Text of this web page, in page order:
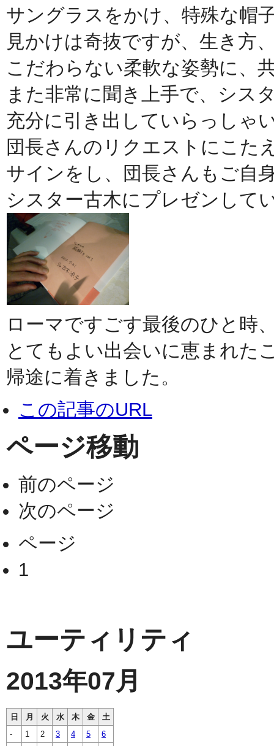
サングラスをかけ、特殊な帽
見かけは奇抜ですが、生き方
こだわらない柔軟な姿勢に、
また非常に聞き上手で、シス
充分に引き出していらっしゃ
団長さんのリクエストにこた
サインをし、団長さんもご自
シスター古木にプレゼンして
ローマですごす最後のひと時
とてもよい出会いに恵まれた
帰途に着きました。
この記事のURL
ページ移動
前のページ
次のページ
ページ
1
ユーティリティ
2013年07月
日 月 火 水 木 金
土
-
1 2 3 4 5
6